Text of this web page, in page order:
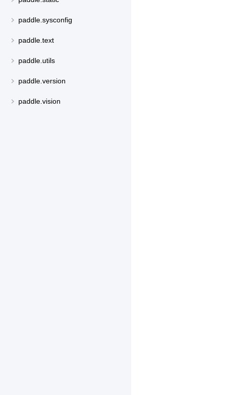
paddle.sysconfig
paddle.text
paddle.utils
paddle.version
paddle.vision